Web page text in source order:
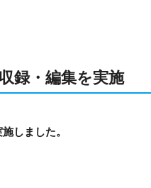
録・編集を実施
しました。